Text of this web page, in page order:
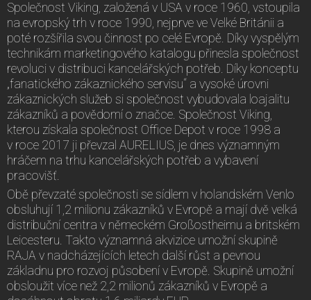
Společnost Viking, založená v USA v roce 1960, vstoupila
na evropský trh v roce 1990, nejprve ve Velké Británii a
poté rozšířila svou činnost po celé Evropě. Díky vyspělým
technikám marketingového katalogu přinesla společnost
revoluci v distribuci kancelářských potřeb. Díky konceptu
„fanatického zákaznického servisu“ a vysoké úrovni
zákaznických služeb si společnost vybudovala loajalitu
zákazníků a povědomí o značce. Společnost Viking,
kterou získala společnost Office Depot v roce 1998 a
v roce 2017 ji převzal AURELIUS, je dnes významným
hráčem na trhu kancelářských potřeb a vybavení
pracovišť.
Obě převzaté společnosti se sídlem v holandském Venlo
obsluhují 1,2 milionu zákazníků v Evropě a mají dvě velká
distribuční centra v německém Großostheimu a britském
Leicesteru. Takto významná akvizice umožní skupině
RAJA v nadcházejících letech další růst a pevnou
základnu pro rozvoj působení v Evropě. Skupině umožní
obsloužit více než 2,2 milionů zákazníků v Evropě a